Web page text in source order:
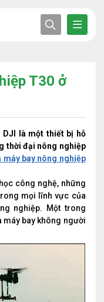
T30 ở
DJI là một thiết bị hỗ
thời đại nông nghiệp
máy bay nông nghiệp
công nghệ, những
mọi lĩnh vực của
nghiệp. Một trong
máy bay không người